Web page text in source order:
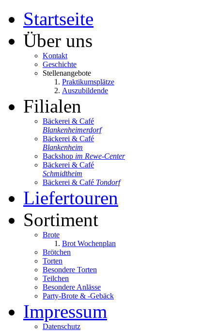
Startseite
Über uns
Kontakt
Geschichte
Stellenangebote
Praktikumsplätze
Auszubildende
Filialen
Bäckerei & Café
Blankenheimerdorf
Bäckerei & Café
Blankenheim
Backshop im Rewe-Center
Bäckerei & Café
Schmidtheim
Bäckerei & Café Tondorf
Liefertouren
Sortiment
Brote
Brot Wochenplan
Brötchen
Torten
Besondere Torten
Teilchen
Besondere Anlässe
Party-Brote & -Gebäck
Impressum
Datenschutz